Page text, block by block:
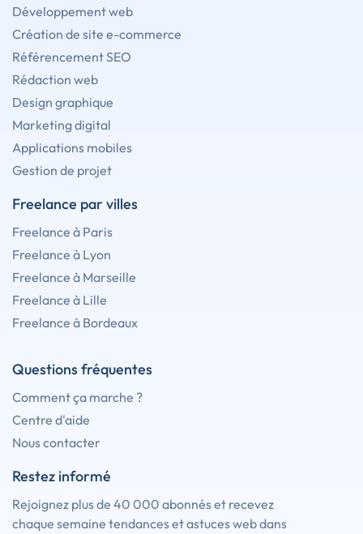
Développement web
Création de site e-commerce
Référencement SEO
Rédaction web
Design graphique
Marketing digital
Applications mobiles
Gestion de projet
Freelance par villes
Freelance à Paris
Freelance à Lyon
Freelance à Marseille
Freelance à Lille
Freelance à Bordeaux
Questions fréquentes
Comment ça marche ?
Centre d'aide
Nous contacter
Restez informé
Rejoignez plus de 40 000 abonnés et recevez
chaque semaine tendances et astuces web dans